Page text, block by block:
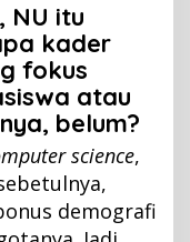
NU itu
kader
fokus
atau
belum?
science,
demografi